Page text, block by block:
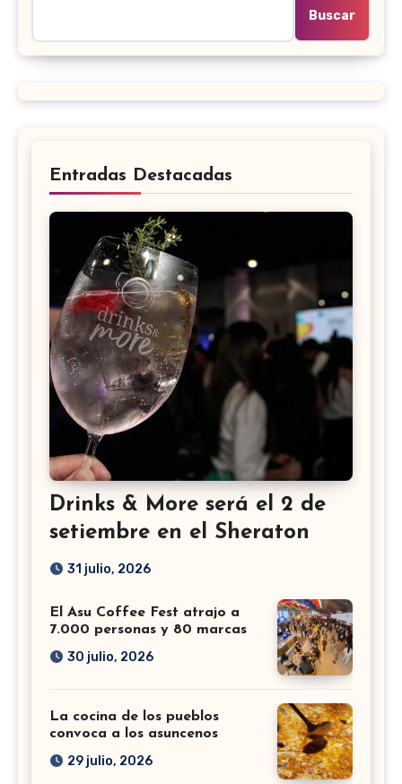
Buscar
Entradas Destacadas
Drinks & More será el 2 de
setiembre en el Sheraton
31 julio, 2026
El Asu Coffee Fest atrajo a
7.000 personas y 80 marcas
30 julio, 2026
La cocina de los pueblos
convoca a los asuncenos
29 julio, 2026